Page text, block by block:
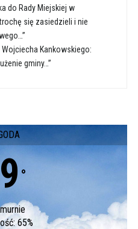
do Rady Miejskiej w
się zasiedzieli i nie
Kankowskiego:
gminy…”
°
65%